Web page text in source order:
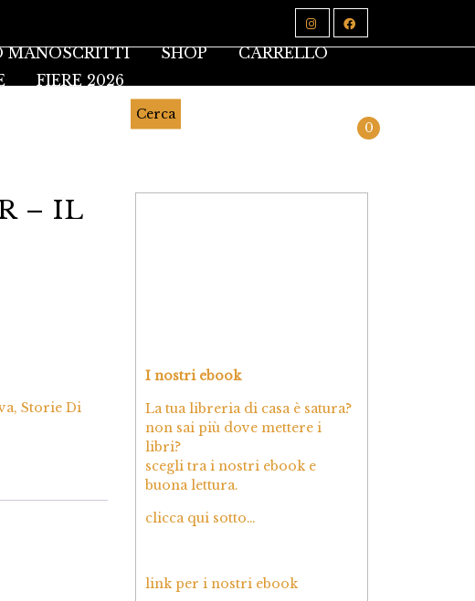
MANOSCRITTI SHOP
CARRELLO
FIERE 2026
Cerca
0
– IL
, Storie Di
I nostri ebook
La tua libreria di casa è satura?
non sai più dove mettere i
libri?
scegli tra i nostri ebook e
buona lettura.
clicca qui sotto…
link per i nostri ebook